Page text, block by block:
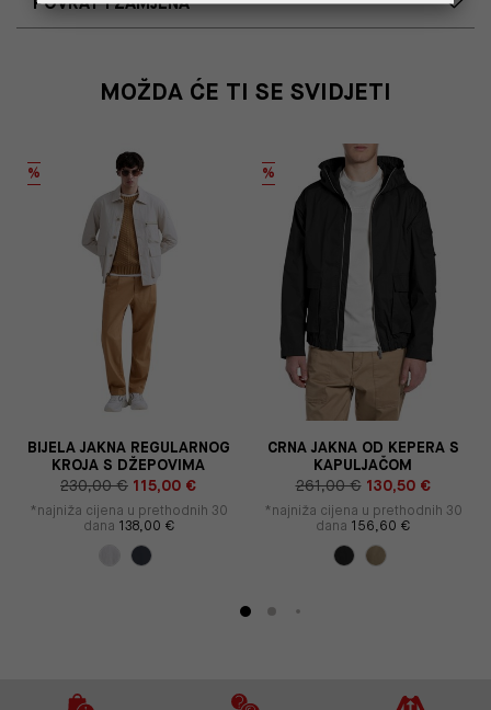
MOŽDA ĆE TI SE SVIDJETI
%
BIJELA JAKNA REGULARNOG
KROJA S DŽEPOVIMA
230,00 € 115,00 €
*najniža cijena u prethodnih 30
dana 138,00 €
%
CRNA JAKNA OD KEPERA S
KAPULJAČOM
261,00 € 130,50 €
*najniža cijena u prethodnih 30
dana 156,60 €